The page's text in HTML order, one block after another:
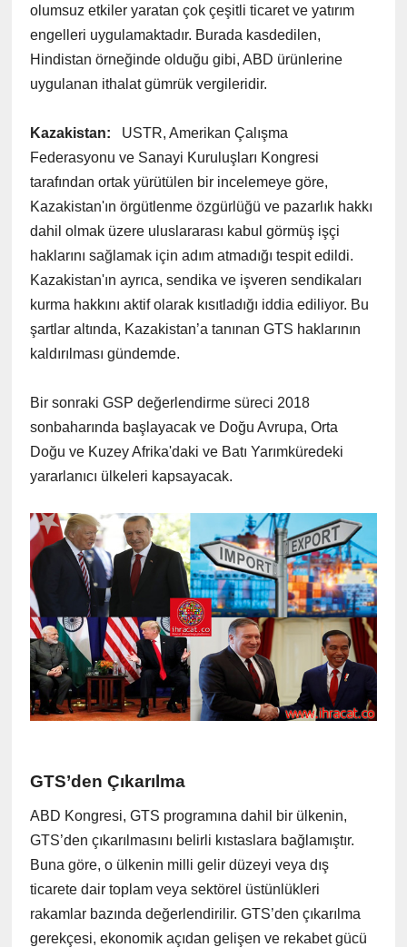
olumsuz etkiler yaratan çok çeşitli ticaret ve yatırım
engelleri uygulamaktadır. Burada kasdedilen,
Hindistan örneğinde olduğu gibi, ABD ürünlerine
uygulanan ithalat gümrük vergileridir.
Kazakistan: USTR, Amerikan Çalışma
Federasyonu ve Sanayi Kuruluşları Kongresi
tarafından ortak yürütülen bir incelemeye göre,
Kazakistan'ın örgütlenme özgürlüğü ve pazarlık hakkı
dahil olmak üzere uluslararası kabul görmüş işçi
haklarını sağlamak için adım atmadığı tespit edildi.
Kazakistan'ın ayrıca, sendika ve işveren sendikaları
kurma hakkını aktif olarak kısıtladığı iddia ediliyor. Bu
şartlar altında, Kazakistan’a tanınan GTS haklarının
kaldırılması gündemde.
Bir sonraki GSP değerlendirme süreci 2018
sonbaharında başlayacak ve Doğu Avrupa, Orta
Doğu ve Kuzey Afrika'daki ve Batı Yarımküredeki
yararlanıcı ülkeleri kapsayacak.
GTS’den Çıkarılma
ABD Kongresi, GTS programına dahil bir ülkenin,
GTS’den çıkarılmasını belirli kıstaslara bağlamıştır.
Buna göre, o ülkenin milli gelir düzeyi veya dış
ticarete dair toplam veya sektörel üstünlükleri
rakamlar bazında değerlendirilir. GTS’den çıkarılma
gerekçesi, ekonomik açıdan gelişen ve rekabet gücü